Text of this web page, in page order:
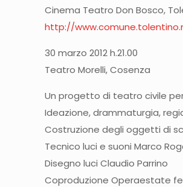
Cinema Teatro Don Bosco,
http://
30 marzo 2012 h.21.00
Teatro Morelli, Cosenza
Un progetto di teatro civile
Ideazione, drammaturgia,
Costruzione degli oggetti di
Tecnico luci e suoni Marco
Disegno luci Claudio Parrino
Coproduzione Operaestate